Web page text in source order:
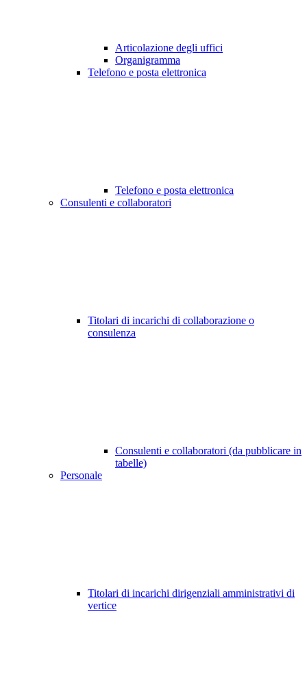
Articolazione degli uffici
Organigramma
Telefono e posta elettronica
Telefono e posta elettronica
Consulenti e collaboratori
Titolari di incarichi di collaborazione o
consulenza
Consulenti e collaboratori (da pubblicare in
tabelle)
Personale
Titolari di incarichi dirigenziali amministrativi di
vertice